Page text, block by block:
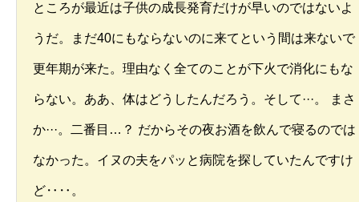
ところが最近は子供の成長発育だけが早いのではないよ
うだ。まだ40にもならないのに来てという間は来ないで
更年期が来た。理由なく全てのことが下火で消化にもな
らない。ああ、体はどうしたんだろう。そして···。 まさ
か···。二番目…？ だからその夜お酒を飲んで寝るのでは
なかった。イヌの夫をパッと病院を探していたんですけ
ど‥‥。